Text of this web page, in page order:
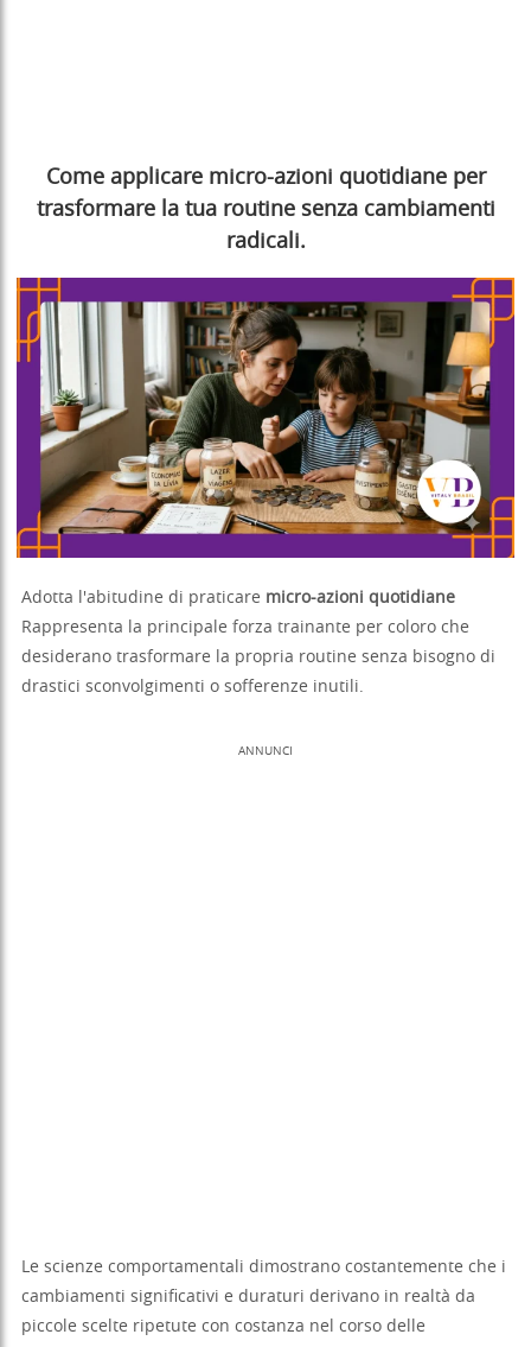
Come applicare micro-azioni quotidiane per
trasformare la tua routine senza cambiamenti
radicali.
Adotta l'abitudine di praticare micro-azioni quotidiane
Rappresenta la principale forza trainante per coloro che
desiderano trasformare la propria routine senza bisogno di
drastici sconvolgimenti o sofferenze inutili.
ANNUNCI
Le scienze comportamentali dimostrano costantemente che i
cambiamenti significativi e duraturi derivano in realtà da
piccole scelte ripetute con costanza nel corso delle